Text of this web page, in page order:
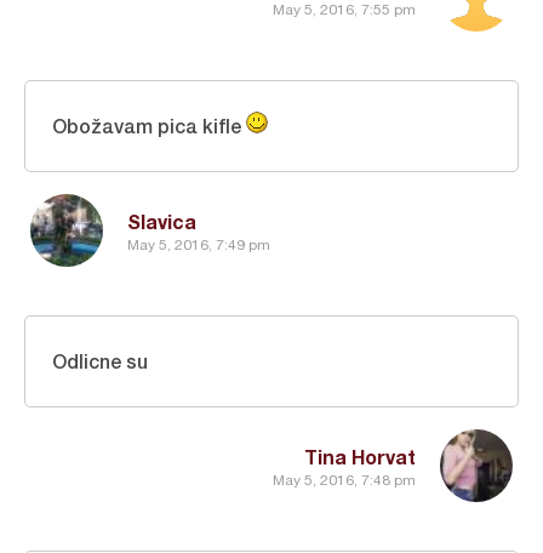
May 5, 2016, 7:55 pm
Slavica
May 5, 2016, 7:49 pm
Obožavam pica kifle
Tina Horvat
May 5, 2016, 7:48 pm
Odlicne su